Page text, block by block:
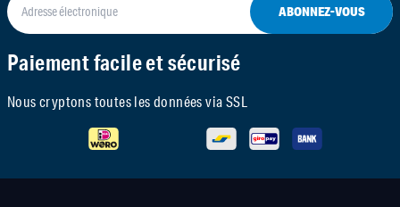
ABONNEZ-VOUS
Paiement facile et sécurisé
Nous cryptons toutes les données via SSL